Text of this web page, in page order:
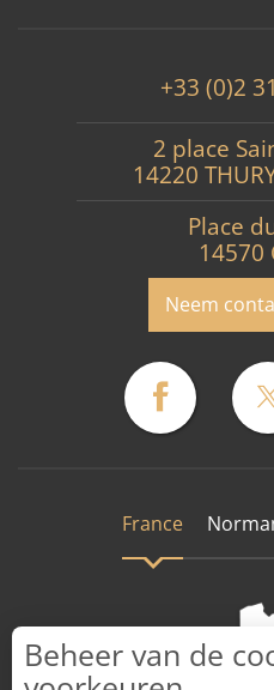
+33 (0)2
2 place
14220
Place
14570
Neem
France
Beheer van de